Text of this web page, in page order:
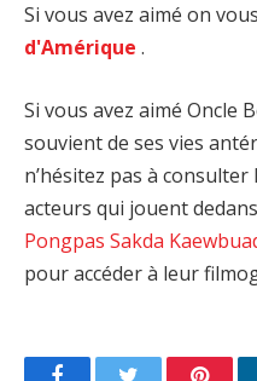
Si vous avez aimé on
d'Amérique .
Si vous avez aimé Oncle
souvient de ses vies
n’hésitez pas à
acteurs qui jouent dedans
Pongpas Sakda
pour accéder à leur